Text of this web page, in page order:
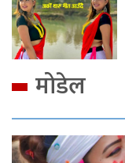
मोडेल